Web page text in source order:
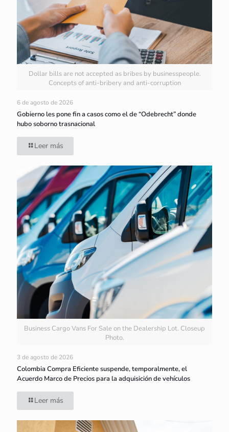
Dollar bills are not accepted as bribes by businesspeople.
Concepts of anti-bribery and anti-corruption
6 de agosto de 2026
Gobierno les pone fin a casos como el de “Odebrecht” donde
hubo soborno trasnacional
Leer más
Business Cargo Vans For Sale on the Dealership Lot. Closeup
Photo.
3 de agosto de 2026
Colombia Compra Eficiente suspende, temporalmente, el
Acuerdo Marco de Precios para la adquisición de vehículos
Leer más